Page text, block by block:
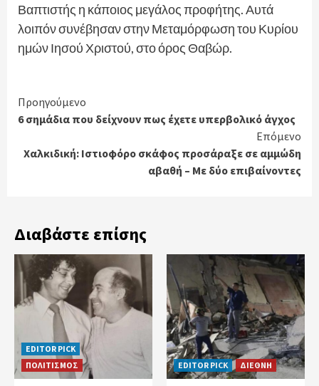
Βαπτιστής η κάποιος μεγάλος προφήτης. Αυτά
λοιπόν συνέβησαν στην Μεταμόρφωση του Κυρίου
ημών Ιησού Χριστού, στο όρος Θαβώρ.
Continue
Reading
Προηγούμενο
6 σημάδια που δείχνουν πως έχετε υπερβολικό άγχος
Επόμενο
Χαλκιδική: Ιστιοφόρο σκάφος προσάραξε σε αμμώδη
αβαθή – Με δύο επιβαίνοντες
Διαβάστε επίσης
EDITOR PICK
ΠΟΛΙΤΙΣΜΟΣ
EDITOR PICK ΔΙΕΘΝΗ